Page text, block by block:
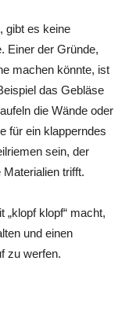
gibt es keine
Einer der Gründe,
machen könnte, ist
das Gebläse
die Wände oder
für ein klapperndes
sein, der
trifft.
„klopf klopf“ macht,
und einen
zu werfen.